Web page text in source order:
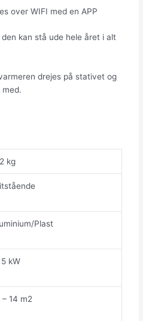
over WIFI med en APP
kan stå ude hele året i alt
drejes på stativet og
kg
Plast
kW
– 14 m2